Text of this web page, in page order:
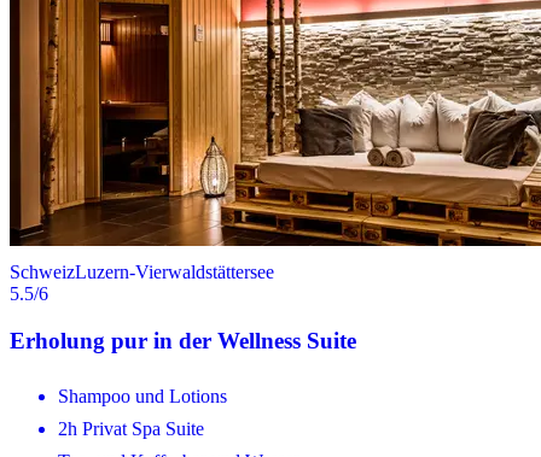
SchweizLuzern-Vierwaldstättersee
5.5/6
Erholung pur in der Wellness Suite
Shampoo und Lotions
2h Privat Spa Suite